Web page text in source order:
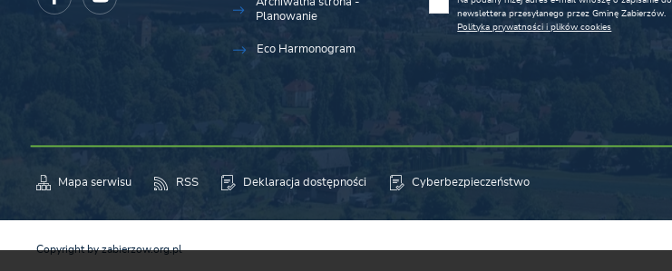
Planowanie
Eco Harmonogram
newslettera przesyłanego przez Gminę Zabierzów.
Polityka prywatności i plików cookies
Mapa serwisu RSS Deklaracja dostępności Cyberbezpieczeństwo
Copyright by zabierzow.org.pl